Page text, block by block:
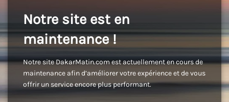
Notre site est en
maintenance !
Notre site DakarMatin.com est actuellement en cours de
maintenance afin d’améliorer votre expérience et de vous
offrir un service encore plus performant.